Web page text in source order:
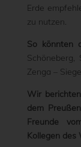
Erde
zu nutzen.
So könnten
Schöneberg,
Zenga –
Wir
dem
Freunde
Kollegen des